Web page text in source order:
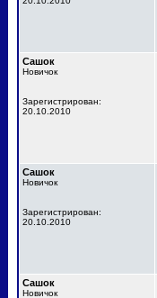
Сашок
Новичок
Зарегистрирован:
20.10.2010
Сашок
Новичок
Зарегистрирован:
20.10.2010
Сашок
Новичок